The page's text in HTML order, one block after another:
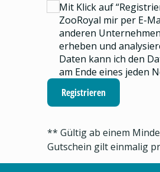
Mit Klick auf
ZooRoyal mir per E-
anderen
erheben und
Daten kann ich den
am Ende eines jeden
Registrieren
** Gültig ab einem
Gutschein gilt einmalig